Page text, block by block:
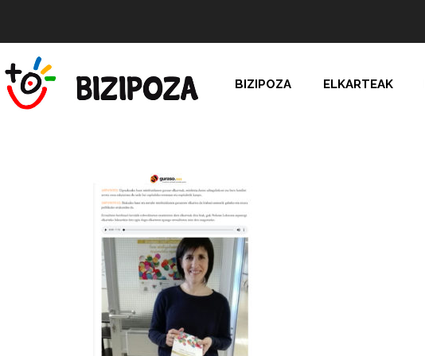
BIZIPOZA ELKARTEAK